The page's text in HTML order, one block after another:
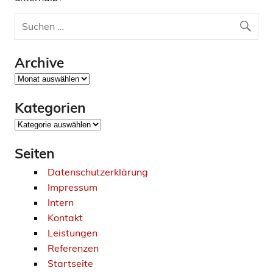
Archive
Archive
Kategorien
Kategorien
Seiten
Datenschutzerklärung
Impressum
Intern
Kontakt
Leistungen
Referenzen
Startseite